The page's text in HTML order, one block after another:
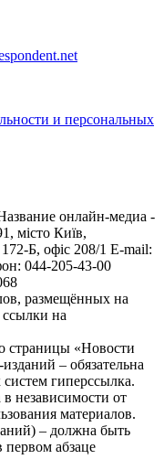
и персональных
онлайн-медиа -
місто Київ,
Б, офіс 208/1 E-mail:
044-205-43-00
размещённых на
ссылки на
страницы «Новости
– обязательна
гиперссылка.
независимости от
материалов.
– должна быть
первом абзаце